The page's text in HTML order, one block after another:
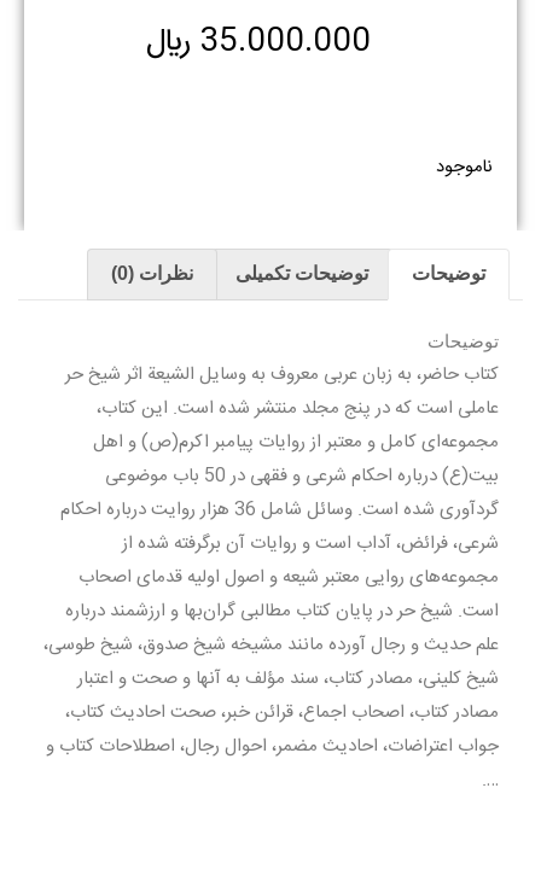
35.000.000 ﷼
ناموجود
توضیحات توضیحات تکمیلی نظرات (0)
توضیحات
کتاب حاضر، به زبان عربی معروف به وسایل الشیعة اثر شیخ حر
عاملی است که در پنج مجلد منتشر شده است. این کتاب،
مجموعه‌ای کامل و معتبر از روایات پیامبر اکرم(ص) و اهل
بیت(ع) درباره احکام شرعی و فقهی در 50 باب موضوعی
گردآوری شده است. وسائل شامل 36 هزار روایت درباره احکام
شرعی، فرائض، آداب است و روایات آن برگرفته شده از
مجموعه‌های روایی معتبر شیعه و اصول اولیه قدمای اصحاب
است. شیخ حر در پایان کتاب مطالبی گران‌بها و ارزشمند درباره
علم حدیث و رجال آورده مانند مشیخه شیخ صدوق، شیخ طوسی،
شیخ کلینی، مصادر کتاب، سند مؤلف به آنها و صحت و اعتبار
مصادر کتاب، اصحاب اجماع، قرائن خبر، صحت احادیث کتاب،
جواب اعتراضات، احادیث مضمر، احوال رجال، اصطلاحات کتاب و
….